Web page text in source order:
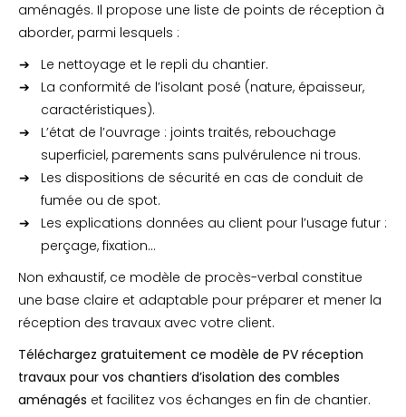
aménagés. Il propose une liste de points de réception à
aborder, parmi lesquels :
Le nettoyage et le repli du chantier.
La conformité de l’isolant posé (nature, épaisseur,
caractéristiques).
L’état de l’ouvrage : joints traités, rebouchage
superficiel, parements sans pulvérulence ni trous.
Les dispositions de sécurité en cas de conduit de
fumée ou de spot.
Les explications données au client pour l’usage futur :
perçage, fixation…
Non exhaustif, ce modèle de procès-verbal constitue
une base claire et adaptable pour préparer et mener la
réception des travaux avec votre client.
Téléchargez gratuitement ce modèle de PV réception
travaux pour vos chantiers d’isolation des combles
aménagés et facilitez vos échanges en fin de chantier.